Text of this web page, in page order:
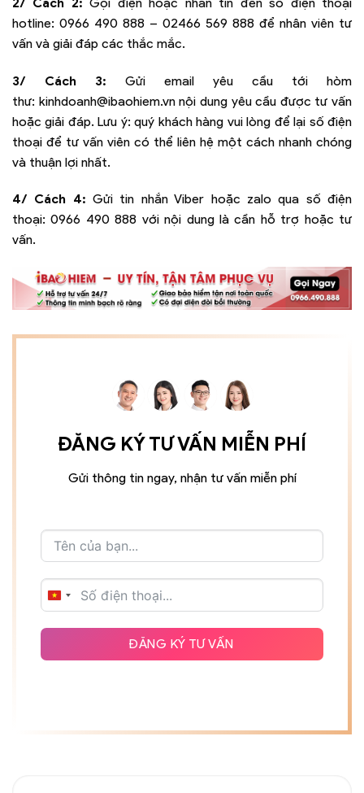
hotline: 0966 490 888 – 02466 569 888 để nhân viên tư
vấn và giải đáp các thắc mắc.
3/ Cách 3: Gửi email yêu cầu tới hòm
thư: kinhdoanh@ibaohiem.vnnội dung yêu cầu được tư vấn
hoặc giải đáp. Lưu ý: quý khách hàng vui lòng để lại số điện
thoại để tư vấn viên có thể liên hệ một cách nhanh chóng
và thuận lợi nhất.
4/ Cách 4: Gửi tin nhắn Viber hoặc zalo qua số điện
thoại:0966 490 888 với nội dung là cần hỗ trợ hoặc tư
vấn.
ĐĂNG KÝ TƯ VẤN MIỄN PHÍ
Gửi thông tin ngay, nhận tư vấn miễn phí
VIETNAM
ĐĂNG KÝ TƯ VẤN